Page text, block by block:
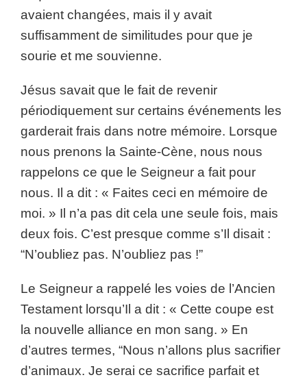
avaient changées, mais il y avait
suffisamment de similitudes pour que je
sourie et me souvienne.
Jésus savait que le fait de revenir
périodiquement sur certains événements les
garderait frais dans notre mémoire. Lorsque
nous prenons la Sainte-Cène, nous nous
rappelons ce que le Seigneur a fait pour
nous. Il a dit : « Faites ceci en mémoire de
moi. » Il n’a pas dit cela une seule fois, mais
deux fois. C’est presque comme s’Il disait :
“N’oubliez pas. N’oubliez pas !”
Le Seigneur a rappelé les voies de l’Ancien
Testament lorsqu’Il a dit : « Cette coupe est
la nouvelle alliance en mon sang. » En
d’autres termes, “Nous n’allons plus sacrifier
d’animaux. Je serai ce sacrifice parfait et